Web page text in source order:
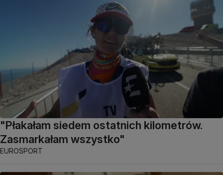
"Płakałam siedem ostatnich kilometrów.
Zasmarkałam wszystko"
EUROSPORT